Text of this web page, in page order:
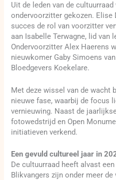
Uit de leden van de
ondervoorzitter gekozen. Elise
succes de rol van voorzitter
aan Isabelle Terwagne, lid van
Ondervoorzitter Alex Haerens
nieuwkomer Gaby Simoens
Bloedgevers Koekelare.
Met deze wissel van de wacht
nieuwe fase, waarbij de focus
vernieuwing. Naast de
fotowedstrijd en Open
initiatieven verkend.
Een gevuld cultureel jaar in
De cultuurraad heeft alvast
Blikvangers zijn onder meer